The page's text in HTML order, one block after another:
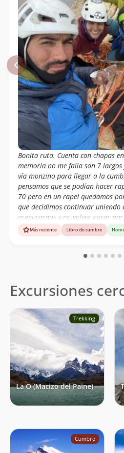
Bonita ruta. Cuenta con chapas
memoria no me falla son 7 largos
vía monzino para llegar a la
pensamos que se podían hacer
70 pero en un rapel quedamos
que decidimos continuar uniendo
asegurarnos y no volver pasar
ruta súper accesible pero no se
el clima en la patagónia es muy
trabajar las cuerdas en los
Más reciente Libro de cumbre
Excursiones
Trekking
La O (Macizo del Paine)
Cumbre